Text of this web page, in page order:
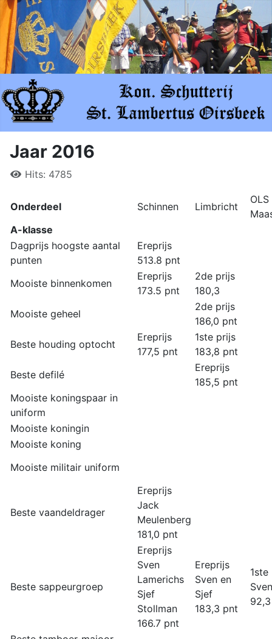
Jaar 2016
Hits: 4785
Onderdeel Schinnen Limbricht
OLS
A-klasse
Dagprijs hoogste aantal
punten
Ereprijs
513.8 pnt
Mooiste binnenkomen
Ereprijs
173.5 pnt
2de prijs
180,3
Mooiste geheel
2de prijs
186,0 pnt
Beste houding optocht
Ereprijs
177,5 pnt
1ste prijs
183,8 pnt
Beste defilé
Ereprijs
185,5 pnt
Mooiste koningspaar in
uniform
Mooiste koningin
Mooiste koning
Mooiste militair uniform
Beste vaandeldrager
Ereprijs
Jack
Meulenberg
181,0 pnt
Beste sappeurgroep
Ereprijs
Sven
Lamerichs
Sjef
Stollman
166.7 pnt
Ereprijs
Sven en
Sjef
183,3 pnt
1ste